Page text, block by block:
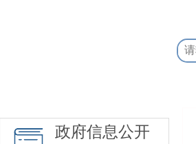
政府信息公开